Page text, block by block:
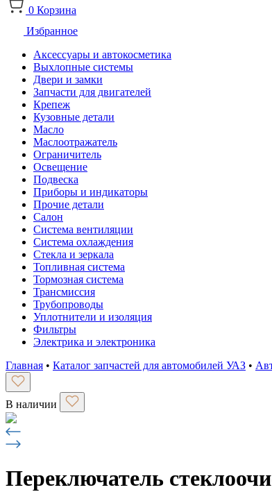
0 Корзина
Избранное
Аксессуары и автокосметика
Выхлопные системы
Двери и замки
Запчасти для двигателей
Крепеж
Кузовные детали
Масло
Маслоотражатель
Ограничитель
Освещение
Подвеска
Приборы и индикаторы
Прочие детали
Салон
Система вентиляции
Система охлаждения
Стекла и зеркала
Топливная система
Тормозная система
Трансмиссия
Трубопроводы
Уплотнители и изоляция
Фильтры
Электрика и электроника
Главная • Каталог запчастей для автомобилей УАЗ •
В наличии
Переключатель